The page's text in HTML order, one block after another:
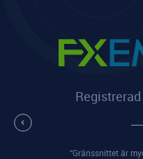
“Gränssnittet är